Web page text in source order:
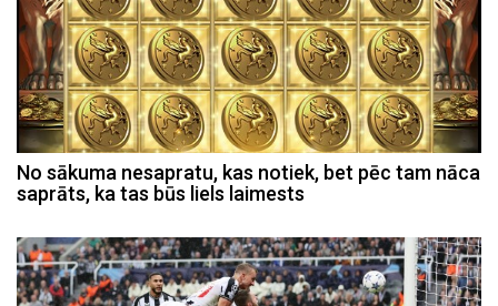
No sākuma nesapratu, kas notiek, bet pēc tam nāca
saprāts, ka tas būs liels laimests